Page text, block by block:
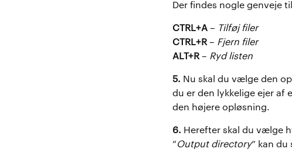
Der findes nogle genveje
CTRL+A– Tilføj filer
CTRL+R– Fjern filer
ALT+R– Ryd listen
5. Nu skal du vælge den
du er den lykkelige ejer af
den højere opløsning.
6. Herefter skal du vælge
”Output directory” kan du